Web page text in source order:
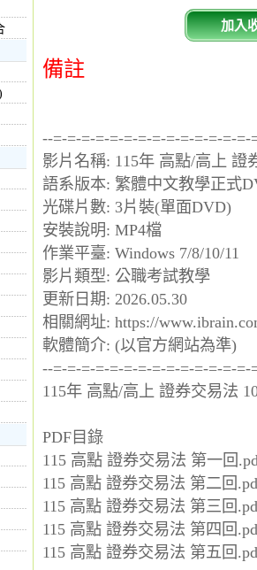
加入
備註
--=-=-=-=-=-=-=-=-=-=-=-=-=-
影片名稱: 115年 高點/高上 證
語系版本: 繁體中文教學正式
光碟片數: 3片裝(單面DVD)
安裝說明: MP4檔
作業平臺: Windows 7/8/10/11
影片類型: 公職考試教學
更新日期: 2026.05.30
相關網址: https://
軟體簡介: (以官方網站為準)
--=-=-=-=-=-=-=-=-=-=-=-=-=-
115年 高點/高上 證券交易法
PDF目錄
115 高點 證券交易法 第一回
115 高點 證券交易法 第二回
115 高點 證券交易法 第三回
115 高點 證券交易法 第四回
115 高點 證券交易法 第五回